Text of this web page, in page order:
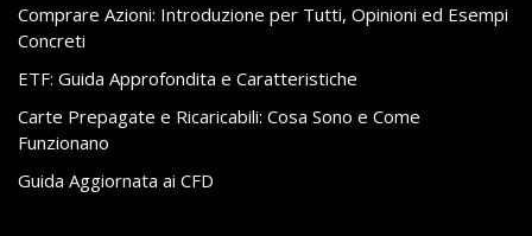
Comprare Azioni: Introduzione per Tutti, Opinioni ed Esempi
Concreti
ETF: Guida Approfondita e Caratteristiche
Carte Prepagate e Ricaricabili: Cosa Sono e Come
Funzionano
Guida Aggiornata ai CFD